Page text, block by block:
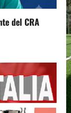
del CRA